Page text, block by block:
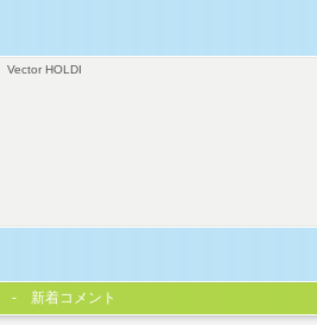
Vector HOLDI
新着コメント